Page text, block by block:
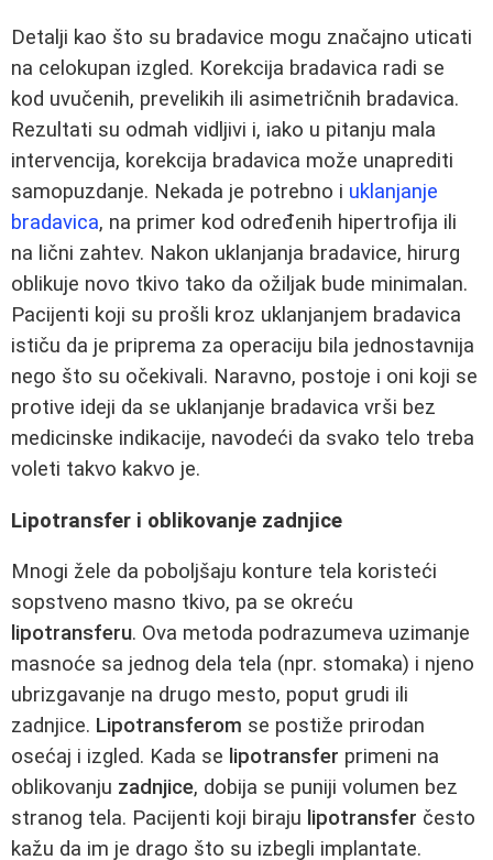
Detalji kao što su bradavice mogu značajno uticati
na celokupan izgled. Korekcija bradavica radi se
kod uvučenih, prevelikih ili asimetričnih bradavica.
Rezultati su odmah vidljivi i, iako u pitanju mala
intervencija, korekcija bradavica može unaprediti
samopuzdanje. Nekada je potrebno i uklanjanje
bradavica, na primer kod određenih hipertrofija ili
na lični zahtev. Nakon uklanjanja bradavice, hirurg
oblikuje novo tkivo tako da ožiljak bude minimalan.
Pacijenti koji su prošli kroz uklanjanjem bradavica
ističu da je priprema za operaciju bila jednostavnija
nego što su očekivali. Naravno, postoje i oni koji se
protive ideji da se uklanjanje bradavica vrši bez
medicinske indikacije, navodeći da svako telo treba
voleti takvo kakvo je.
Lipotransfer i oblikovanje zadnjice
Mnogi žele da poboljšaju konture tela koristeći
sopstveno masno tkivo, pa se okreću
lipotransferu. Ova metoda podrazumeva uzimanje
masnoće sa jednog dela tela (npr. stomaka) i njeno
ubrizgavanje na drugo mesto, poput grudi ili
zadnjice. Lipotransferom se postiže prirodan
osećaj i izgled. Kada se lipotransfer primeni na
oblikovanju zadnjice, dobija se puniji volumen bez
stranog tela. Pacijenti koji biraju lipotransfer često
kažu da im je drago što su izbegli implantate.